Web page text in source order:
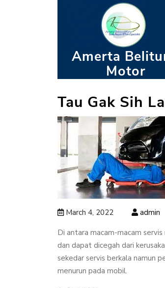
Amerta
Motor
Tau Gak Sih
March 4, 2022 admin
Di antara macam-macam
dan dapat dicegah dari
sekedar servis berkala namun
menurun pada mobil.